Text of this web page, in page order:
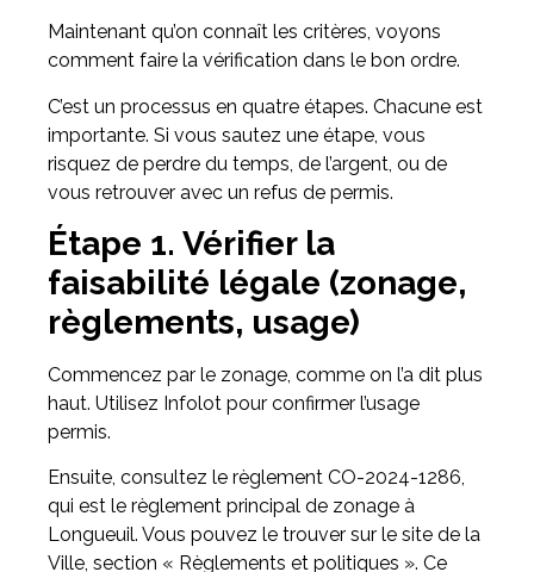
Maintenant qu’on connaît les critères, voyons
comment faire la vérification dans le bon ordre.
C’est un processus en quatre étapes. Chacune est
importante. Si vous sautez une étape, vous
risquez de perdre du temps, de l’argent, ou de
vous retrouver avec un refus de permis.
Étape 1. Vérifier la
faisabilité légale (zonage,
règlements, usage)
Commencez par le zonage, comme on l’a dit plus
haut. Utilisez Infolot pour confirmer l’usage
permis.
Ensuite, consultez le règlement CO-2024-1286,
qui est le règlement principal de zonage à
Longueuil. Vous pouvez le trouver sur le site de la
Ville, section « Règlements et politiques ». Ce